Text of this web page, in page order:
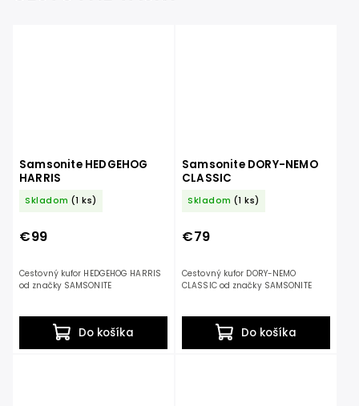
Samsonite HEDGEHOG
HARRIS
Skladom (1 ks)
€99
Do košíka
Cestovný kufor HEDGEHOG HARRIS
od značky SAMSONITE
Samsonite DORY-NEMO
CLASSIC
Skladom (1 ks)
€79
Do košíka
Cestovný kufor DORY-NEMO
CLASSIC od značky SAMSONITE